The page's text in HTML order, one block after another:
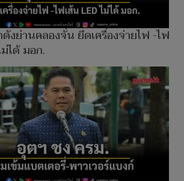
งย่านคลองจั่น ยึดเครื่องจ่ายไฟ -ไฟ
ได้ มอก.